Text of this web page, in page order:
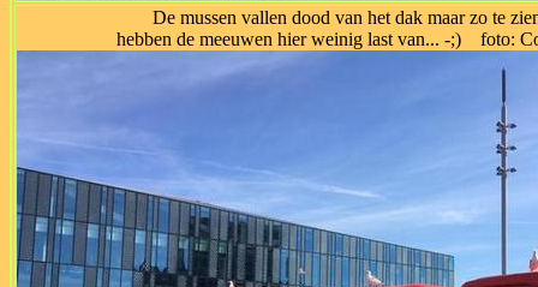
De mussen vallen dood van het dak maar zo te
hebben de meeuwen hier weinig last van... -;) foto: